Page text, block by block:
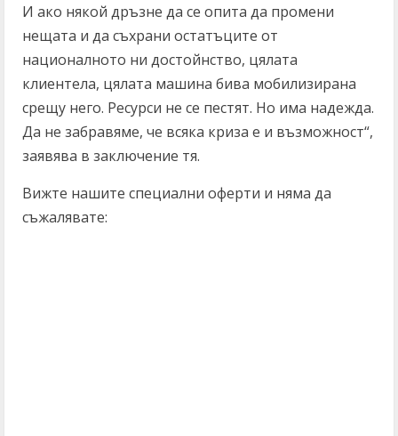
И ако някой дръзне да се опита да промени
нещата и да съхрани остатъците от
националното ни достойнство, цялата
клиентела, цялата машина бива мобилизирана
срещу него. Ресурси не се пестят. Но има надежда.
Да не забравяме, че всяка криза е и възможност“,
заявява в заключение тя.
Вижте нашите специални оферти и няма да
съжалявате: